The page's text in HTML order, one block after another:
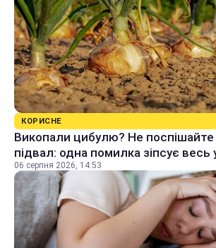
КОРИСНЕ
Викопали цибулю? Не поспішайте
підвал: одна помилка зіпсує весь
06 серпня 2026, 14:53